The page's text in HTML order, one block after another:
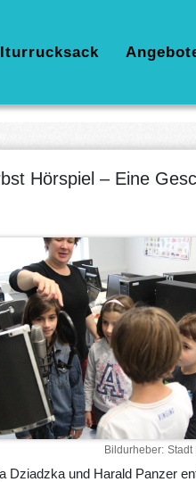
Hörspiel – Eine
Bildurheber Stadt
Dziadzka und Harald Panzer